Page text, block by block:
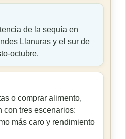
de la sequía en
Llanuras y el sur de
octubre.
o comprar alimento,
con tres escenarios:
más caro y rendimiento